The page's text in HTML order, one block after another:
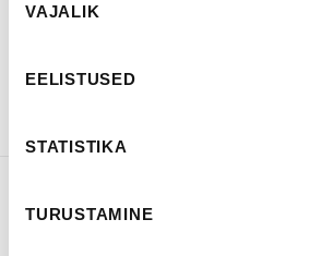
valik
VAJALIK
EELISTUSED
STATISTIKA
TURUSTAMINE
BROŠÜÜRE